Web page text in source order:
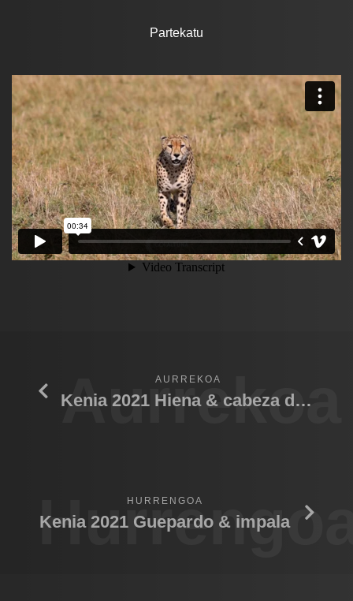
Partekatu
Aurrekoa
AURREKOA
Kenia 2021 Hiena & cabeza de Ñu
HURRENGOA
Kenia 2021 Guepardo & impala